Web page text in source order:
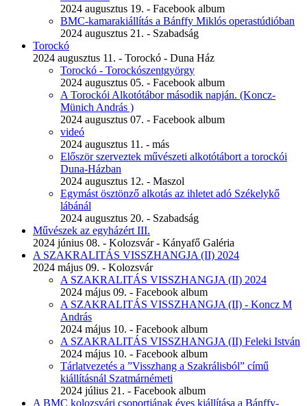
2024 augusztus 19. - Facebook album
BMC-kamarakiállítás a Bánffy Miklós operastúdióban
2024 augusztus 21. - Szabadság
Torockó
2024 augusztus 11. - Torockó - Duna Ház
Torockó - Torockószentgyörgy
2024 augusztus 05. - Facebook album
A Torockói Alkotótábor második napján. (Koncz-
Münich András )
2024 augusztus 07. - Facebook album
videó
2024 augusztus 11. - más
Először szerveztek művészeti alkotótábort a torockói
Duna-Házban
2024 augusztus 12. - Maszol
Egymást ösztönző alkotás az ihletet adó Székelykő
lábánál
2024 augusztus 20. - Szabadság
Művészek az egyházért III.
2024 június 08. - Kolozsvár - Kányafő Galéria
A SZAKRALITÁS VISSZHANGJA (II) 2024
2024 május 09. - Kolozsvár
A SZAKRALITÁS VISSZHANGJA (II) 2024
2024 május 09. - Facebook album
A SZAKRALITÁS VISSZHANGJA (II) - Koncz M
András
2024 május 10. - Facebook album
A SZAKRALITÁS VISSZHANGJA (II) Feleki István
2024 május 10. - Facebook album
Tárlatvezetés a ”Visszhang a Szakrálisból” című
kiállításnál Szatmárnémeti
2024 július 21. - Facebook album
A BMC kolozsvári csoportjának éves kiállítása a Bánffy-